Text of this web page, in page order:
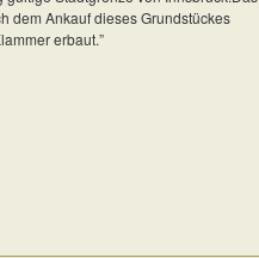
dem Ankauf dieses Grundstückes
erbaut.”